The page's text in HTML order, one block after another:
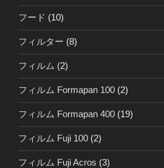
フード (10)
フィルター (8)
フィルム (2)
フィルム Formapan 100 (2)
フィルム Formapan 400 (19)
フィルム Fuji 100 (2)
フィルム Fuji Acros (3)